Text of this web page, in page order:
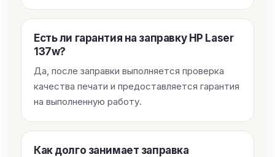
Есть ли гарантия на заправку HP Laser
137w?
Да, после заправки выполняется проверка
качества печати и предоставляется гарантия
на выполненную работу.
Как долго занимает заправка